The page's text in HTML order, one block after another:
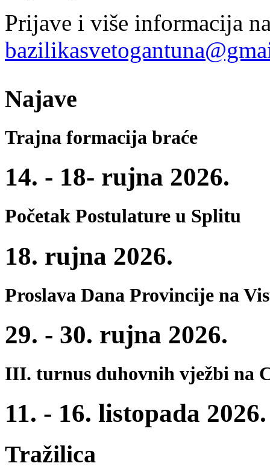
Prijave i više informacija
Najave
Trajna formacija braće
14. - 18- rujna 2026.
Početak Postulature u Splitu
18. rujna 2026.
Proslava Dana Provincije na
29. - 30. rujna 2026.
III. turnus duhovnih vježbi na
11. - 16. listopada 2026.
Tražilica